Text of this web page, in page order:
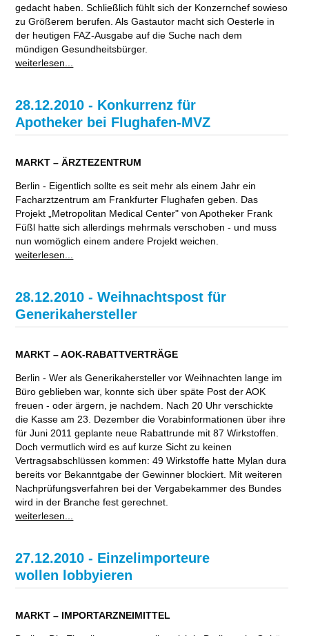
gedacht haben. Schließlich fühlt sich der Konzernchef sowieso
zu Größerem berufen. Als Gastautor macht sich Oesterle in
der heutigen FAZ-Ausgabe auf die Suche nach dem
mündigen Gesundheitsbürger.
weiterlesen...
28.12.2010 - Konkurrenz für
Apotheker bei Flughafen-MVZ
MARKT – ÄRZTEZENTRUM
Berlin - Eigentlich sollte es seit mehr als einem Jahr ein
Facharztzentrum am Frankfurter Flughafen geben. Das
Projekt „Metropolitan Medical Center" von Apotheker Frank
Füßl hatte sich allerdings mehrmals verschoben - und muss
nun womöglich einem andere Projekt weichen.
weiterlesen...
28.12.2010 - Weihnachtspost für
Generikahersteller
MARKT – AOK-RABATTVERTRÄGE
Berlin - Wer als Generikahersteller vor Weihnachten lange im
Büro geblieben war, konnte sich über späte Post der AOK
freuen - oder ärgern, je nachdem. Nach 20 Uhr verschickte
die Kasse am 23. Dezember die Vorabinformationen über ihre
für Juni 2011 geplante neue Rabattrunde mit 87 Wirkstoffen.
Doch vermutlich wird es auf kurze Sicht zu keinen
Vertragsabschlüssen kommen: 49 Wirkstoffe hatte Mylan dura
bereits vor Bekanntgabe der Gewinner blockiert. Mit weiteren
Nachprüfungsverfahren bei der Vergabekammer des Bundes
wird in der Branche fest gerechnet.
weiterlesen...
27.12.2010 - Einzelimporteure
wollen lobbyieren
MARKT – IMPORTARZNEIMITTEL